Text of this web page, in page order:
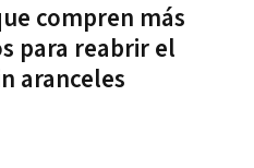
compren más
para reabrir el
aranceles